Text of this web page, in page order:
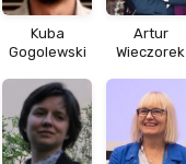
Kuba
Gogolewski
Artur
Wieczorek